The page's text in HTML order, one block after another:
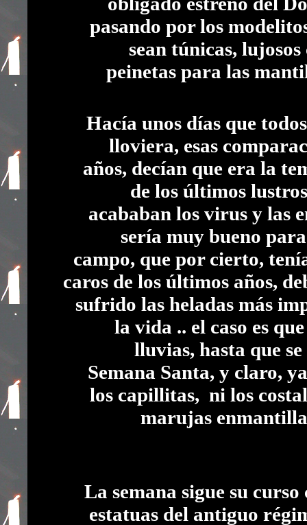
pasando por los
sean túnicas,
peinetas para las
Hacía unos días que
lloviera, esas
años, decían que era la
de los últimos
acababan los virus y las
sería muy bueno
campo, que por cierto,
caros de los últimos años,
sufrido las heladas más
la vida .. el caso es
lluvias, hasta que
Semana Santa, y claro,
los capillitas, ni los
marujas
La semana sigue su
estatuas del antiguo